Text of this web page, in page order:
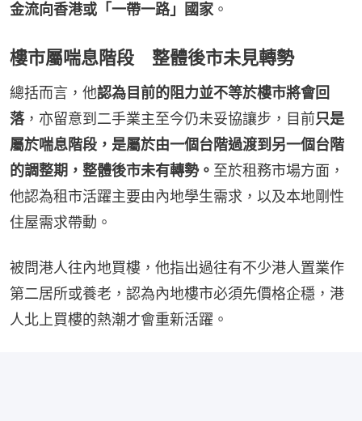
金流向香港或「一帶一路」國家 。
樓市屬喘息階段 整體後市未見轉勢
總括而言，他認為目前的阻力並不等於樓市將會回
落，亦留意到二手業主至今仍未妥協讓步，目前只是
屬於喘息階段，是屬於由一個台階過渡到另一個台階
的調整期，整體後市未有轉勢。 至於租務市場方面，
他認為租市活躍主要由內地學生需求，以及本地剛性
住屋需求帶動。
被問港人往內地買樓，他指出過往有不少港人置業作
第二居所或養老，認為內地樓市必須先價格企穩，港
人北上買樓的熱潮才會重新活躍。